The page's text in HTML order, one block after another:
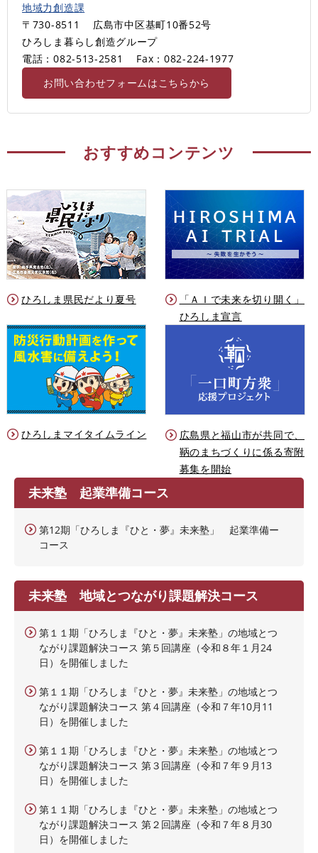
地域力創造課
〒730-8511
広島市中区基町10番52号
ひろしま暮らし創造グループ
電話：082-513-2581
Fax：082-224-1977
お問い合わせフォームはこちらから
おすすめコンテンツ
ひろしま県民だより夏号
「ＡＩで未来を切り開く」
ひろしま宣言
ひろしまマイタイムライン
広島県と福山市が共同で、
鞆のまちづくりに係る寄附
募集を開始
未来塾 起業準備コース
第12期「ひろしま『ひと・夢』未来塾」 起業準備ー
コース
未来塾 地域とつながり課題解決コース
第１１期「ひろしま『ひと・夢』未来塾」の地域とつ
ながり課題解決コース 第５回講座（令和８年１月24
日）を開催しました
第１１期「ひろしま『ひと・夢』未来塾」の地域とつ
ながり課題解決コース 第４回講座（令和７年10月11
日）を開催しました
第１１期「ひろしま『ひと・夢』未来塾」の地域とつ
ながり課題解決コース 第３回講座（令和７年９月13
日）を開催しました
第１１期「ひろしま『ひと・夢』未来塾」の地域とつ
ながり課題解決コース 第２回講座（令和７年８月30
日）を開催しました